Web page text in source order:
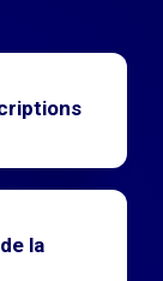
la